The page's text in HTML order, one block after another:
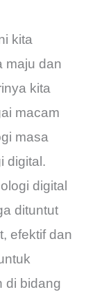
kita
maju dan
kita
macam
masa
digital.
digital
dituntut
efektif dan
di bidang